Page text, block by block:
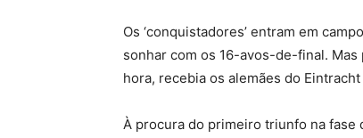
Os ‘conquistadores’ entram em
sonhar com os 16-avos-de-final. Mas
hora, recebia os alemães do
À procura do primeiro triunfo na fase